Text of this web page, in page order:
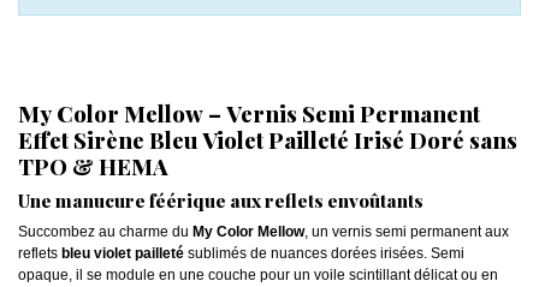
My Color Mellow – Vernis Semi Permanent
Effet Sirène Bleu Violet Pailleté Irisé Doré sans
TPO & HEMA
Une manucure féérique aux reflets envoûtants
Succombez au charme du My Color Mellow, un vernis semi permanent aux
reflets bleu violet pailleté sublimés de nuances dorées irisées. Semi
opaque, il se module en une couche pour un voile scintillant délicat ou en